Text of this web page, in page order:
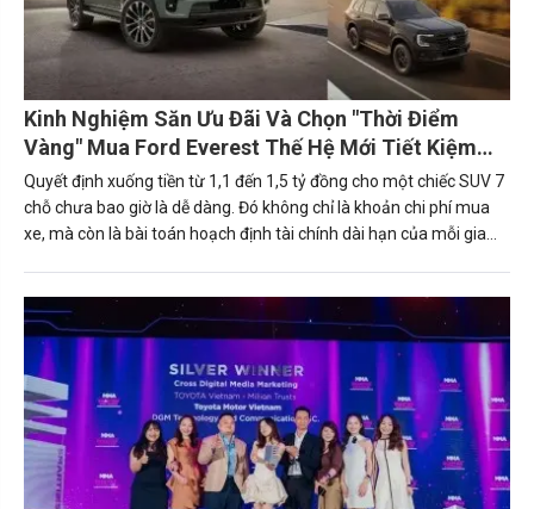
Kinh Nghiệm Săn Ưu Đãi Và Chọn "Thời Điểm
Vàng" Mua Ford Everest Thế Hệ Mới Tiết Kiệm
Nhất
Quyết định xuống tiền từ 1,1 đến 1,5 tỷ đồng cho một chiếc SUV 7
chỗ chưa bao giờ là dễ dàng. Đó không chỉ là khoản chi phí mua
xe, mà còn là bài toán hoạch định tài chính dài hạn của mỗi gia
lên như một hình mẫu tiên phong về công nghệ, an toàn và sức
mạnh dẫn đầu.